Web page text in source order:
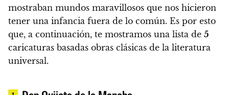
mostraban mundos maravillosos que nos hicieron
tener una infancia fuera de lo común. Es por esto
que, a continuación, te mostramos una lista de 5
caricaturas basadas obras clásicas de la literatura
universal.